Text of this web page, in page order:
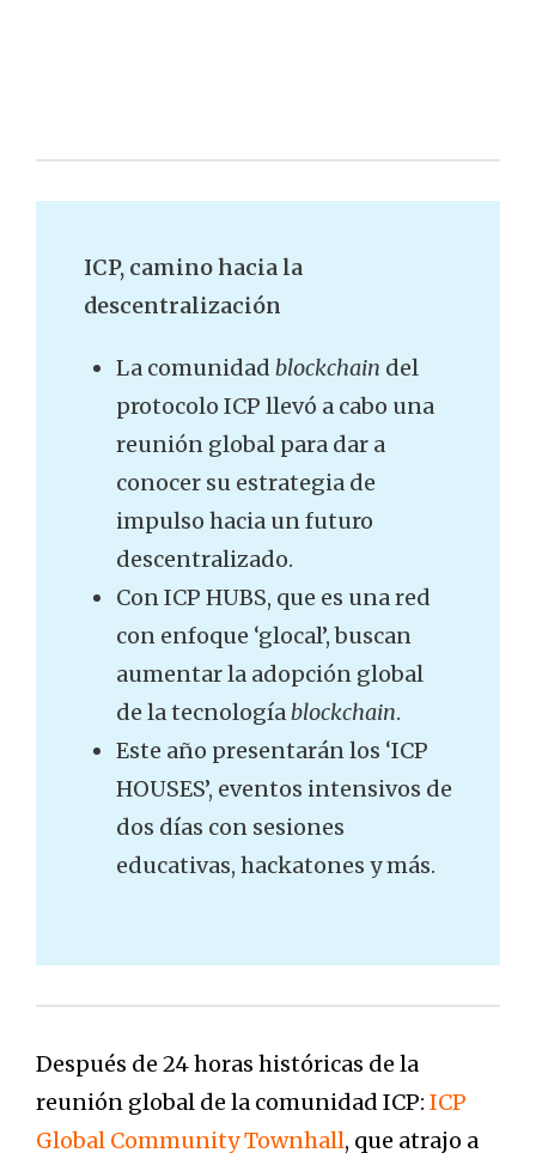
ICP, camino hacia la
descentralización
La comunidad blockchain del
protocolo ICP llevó a cabo una
reunión global para dar a
conocer su estrategia de
impulso hacia un futuro
descentralizado.
Con ICP HUBS, que es una red
con enfoque ‘glocal’, buscan
aumentar la adopción global
de la tecnologíablockchain.
Este año presentarán los ‘ICP
HOUSES’, eventos intensivos de
dos días con sesiones
educativas, hackatones y más.
Después de 24 horas históricas de la
reunión global de la comunidad ICP: ICP
Global Community Townhall, que atrajo a